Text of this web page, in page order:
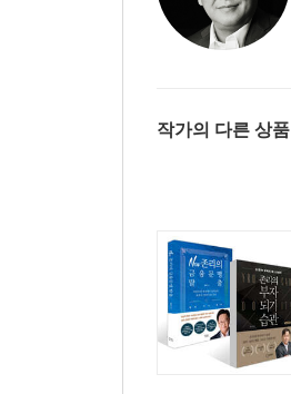
작가의 다른 상품